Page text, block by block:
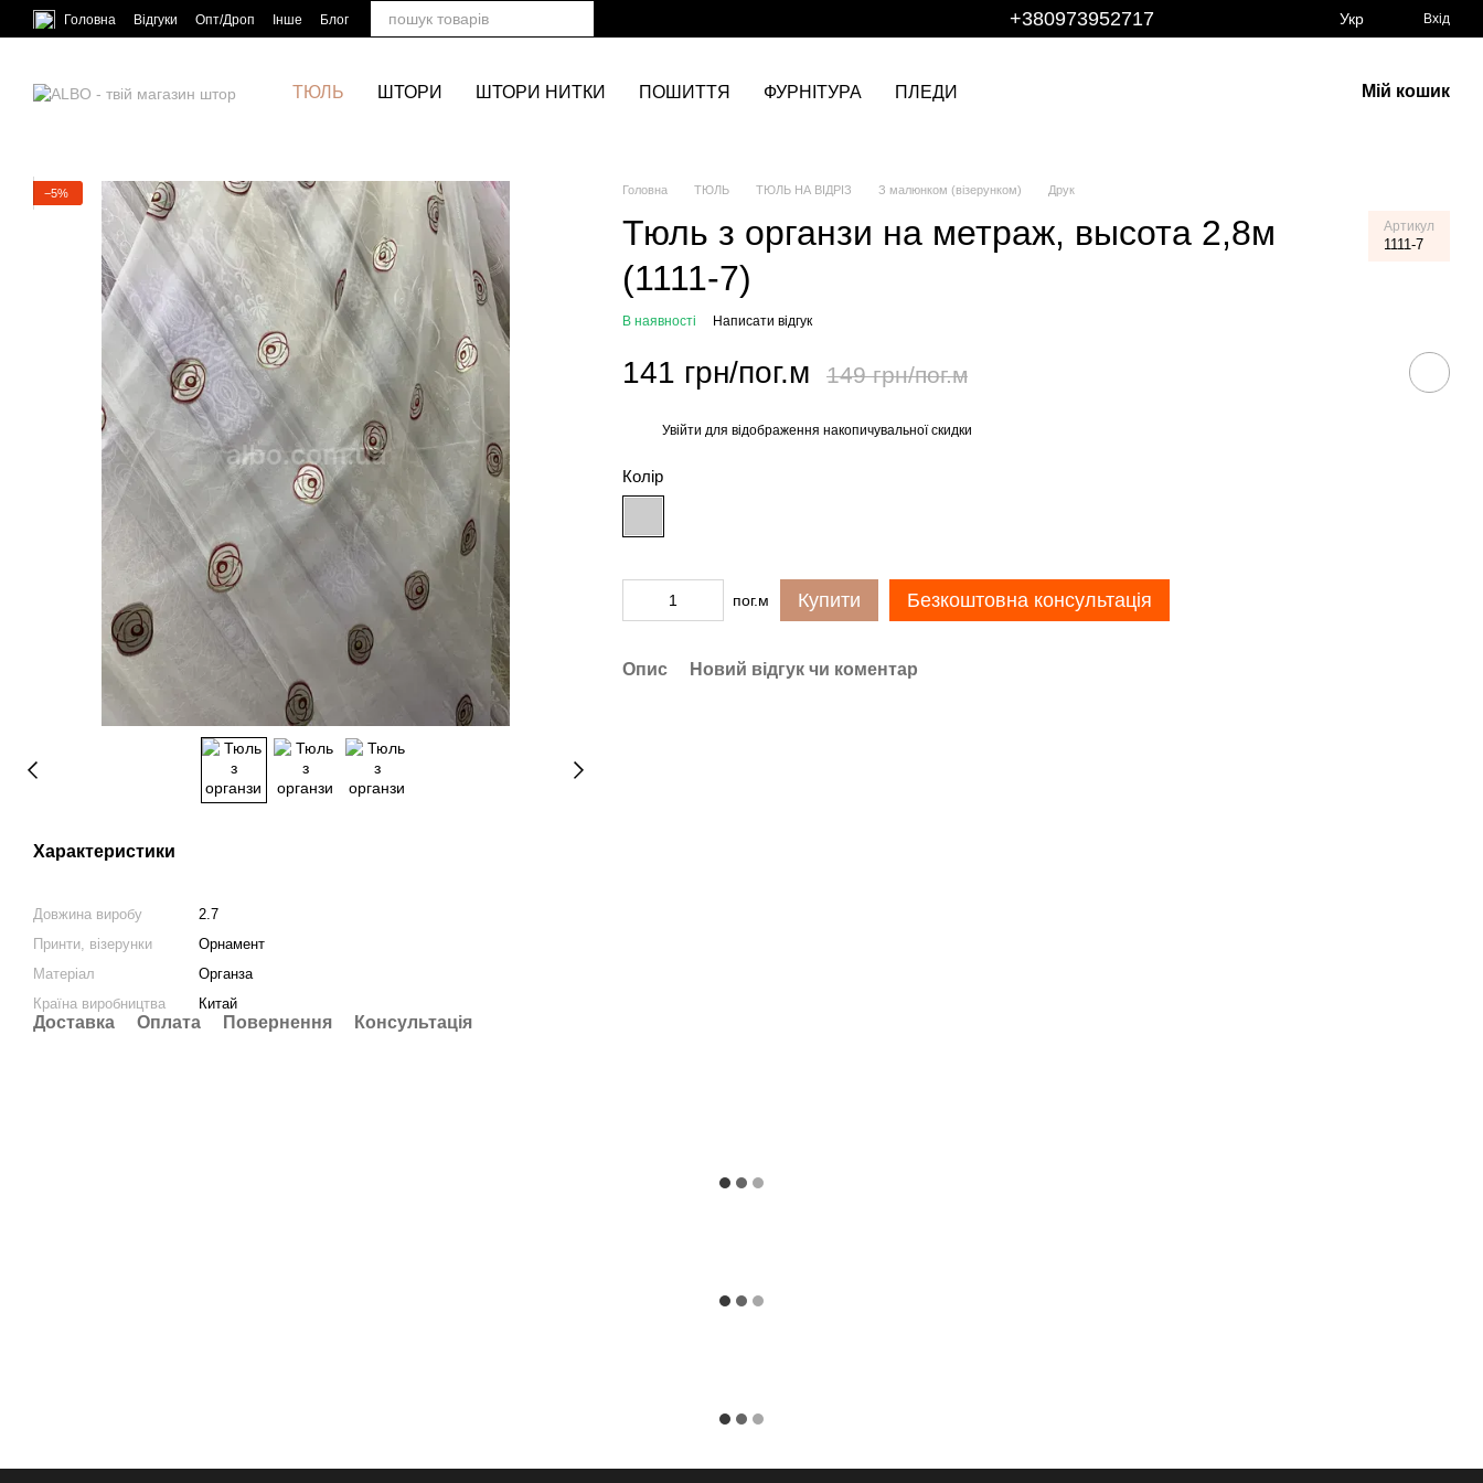
Перейти до основного контенту
Головна Відгуки Опт/Дроп Інше Блог +380973952717 Укр Вхід
ТЮЛЬ ШТОРИ ШТОРИ НИТКИ ПОШИТТЯ ФУРНІТУРА ПЛЕДИ Мій кошик
−5%
Характеристики
Довжина виробу
2.7
Принти, візерунки
Орнамент
Матеріал
Органза
Країна виробництва
Китай
Доставка Оплата Повернення Консультація
Головна ТЮЛЬ ТЮЛЬ НА ВІДРІЗ З малюнком (візерунком) Друк
Тюль з органзи на метраж, высота 2,8м
(1111-7)
Артикул
1111-7
В наявності Написати відгук
141 грн/пог.м 149 грн/пог.м
Увійти для відображення накопичувальної скидки
Колір
пог.м Купити Безкоштовна консультація
Опис Новий відгук чи коментар